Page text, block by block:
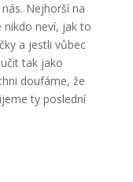
Nejhorší na
neví, jak to
a jestli vůbec
tak jako
doufáme, že
ty poslední